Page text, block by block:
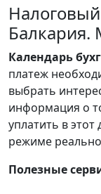
Балкария.
Календарь
платеж
выбрать
информация о
уплатить в
режиме
Полезные